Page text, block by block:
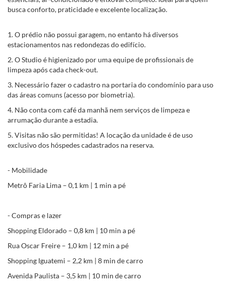
busca conforto, praticidade e excelente localização.
1. O prédio não possui garagem, no entanto há diversos
estacionamentos nas redondezas do edifício.
2. O Studio é higienizado por uma equipe de profissionais de
limpeza após cada check-out.
3. Necessário fazer o cadastro na portaria do condomínio para uso
das áreas comuns (acesso por biometria).
4. Não conta com café da manhã nem serviços de limpeza e
arrumação durante a estadia.
5. Visitas não são permitidas! A locação da unidade é de uso
exclusivo dos hóspedes cadastrados na reserva.
- Mobilidade
Metrô Faria Lima – 0,1 km | 1 min a pé
- Compras e lazer
Shopping Eldorado – 0,8 km | 10 min a pé
Rua Oscar Freire – 1,0 km | 12 min a pé
Shopping Iguatemi – 2,2 km | 8 min de carro
Avenida Paulista – 3,5 km | 10 min de carro